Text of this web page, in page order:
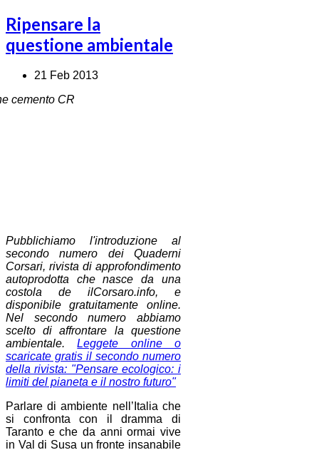
Ripensare la
questione ambientale
21 Feb 2013
Pubblichiamo l'introduzione al
secondo numero dei Quaderni
Corsari, rivista di approfondimento
autoprodotta che nasce da una
costola de ilCorsaro.info, e
disponibile gratuitamente online.
Nel secondo numero abbiamo
scelto di affrontare la questione
ambientale.Leggete online o
scaricate gratis il secondo numero
della rivista: "Pensare ecologico: i
limiti del pianeta e il nostro futuro"
Parlare di ambiente nell’Italia che
si confronta con il dramma di
Taranto e che da anni ormai vive
in Val di Susa un fronte insanabile